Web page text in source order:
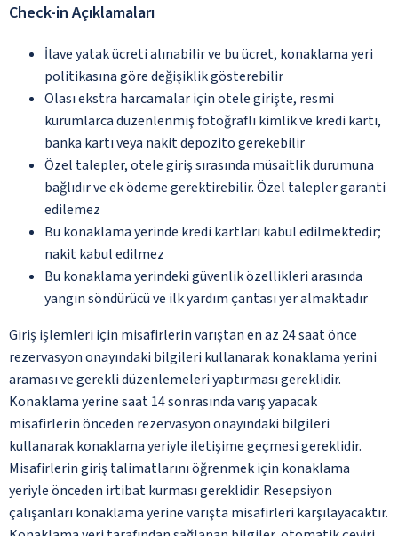
Check-in Açıklamaları
İlave yatak ücreti alınabilir ve bu ücret, konaklama yeri
politikasına göre değişiklik gösterebilir
Olası ekstra harcamalar için otele girişte, resmi
kurumlarca düzenlenmiş fotoğraflı kimlik ve kredi kartı,
banka kartı veya nakit depozito gerekebilir
Özel talepler, otele giriş sırasında müsaitlik durumuna
bağlıdır ve ek ödeme gerektirebilir. Özel talepler garanti
edilemez
Bu konaklama yerinde kredi kartları kabul edilmektedir;
nakit kabul edilmez
Bu konaklama yerindeki güvenlik özellikleri arasında
yangın söndürücü ve ilk yardım çantası yer almaktadır
Giriş işlemleri için misafirlerin varıştan en az 24 saat önce
rezervasyon onayındaki bilgileri kullanarak konaklama yerini
araması ve gerekli düzenlemeleri yaptırması gereklidir.
Konaklama yerine saat 14 sonrasında varış yapacak
misafirlerin önceden rezervasyon onayındaki bilgileri
kullanarak konaklama yeriyle iletişime geçmesi gereklidir.
Misafirlerin giriş talimatlarını öğrenmek için konaklama
yeriyle önceden irtibat kurması gereklidir. Resepsiyon
çalışanları konaklama yerine varışta misafirleri karşılayacaktır.